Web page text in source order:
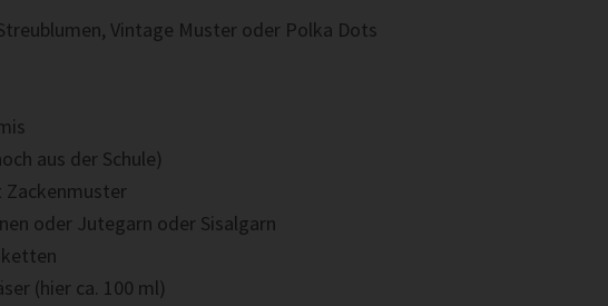
Vin­tage Muster oder Polka Dots
aus der Schule)
oder Jute­garn oder Sisalgarn
(hier ca. 100 ml)